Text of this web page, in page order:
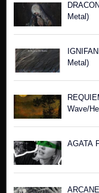
Metal)
Metal)
Wave/
AGATA